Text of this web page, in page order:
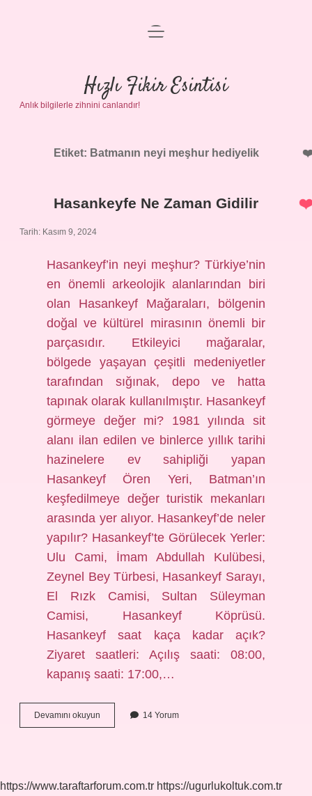
Anasayfa
Gizlilik Politikası
Yasal Uyarı
menüyü
Hızlı Fikir Esintisi
Anlık bilgilerle zihnini canlandır!
Etiket: Batmanın neyi meşhur hediyelik
Hasankeyfe Ne Zaman Gidilir
Tarih: Kasım 9, 2024
Hasankeyf’in neyi meşhur? Türkiye’nin
en önemli arkeolojik alanlarından biri
olan Hasankeyf Mağaraları, bölgenin
doğal ve kültürel mirasının önemli bir
parçasıdır. Etkileyici mağaralar,
bölgede yaşayan çeşitli medeniyetler
tarafından sığınak, depo ve hatta
tapınak olarak kullanılmıştır. Hasankeyf
görmeye değer mi? 1981 yılında sit
alanı ilan edilen ve binlerce yıllık tarihi
hazinelere ev sahipliği yapan
Hasankeyf Ören Yeri, Batman’ın
keşfedilmeye değer turistik mekanları
arasında yer alıyor. Hasankeyf’de neler
yapılır? Hasankeyf’te Görülecek Yerler:
Ulu Cami, İmam Abdullah Kulübesi,
Zeynel Bey Türbesi, Hasankeyf Sarayı,
El Rızk Camisi, Sultan Süleyman
Camisi, Hasankeyf Köprüsü.
Hasankeyf saat kaça kadar açık?
Ziyaret saatleri: Açılış saati: 08:00,
kapanış saati: 17:00,…
Devamını okuyun Hasankeyfe
Ne
14 Yorum
https://www.taraftarforum.com.tr https://ugurlukoltuk.com.tr